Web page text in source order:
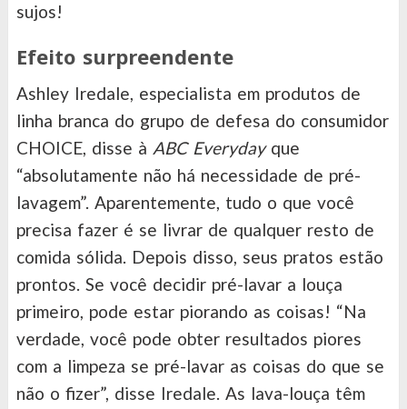
sujos!
Efeito surpreendente
Ashley Iredale, especialista em produtos de
linha branca do grupo de defesa do consumidor
CHOICE, disse à ABC Everydayque
“absolutamente não há necessidade de pré-
lavagem”. Aparentemente, tudo o que você
precisa fazer é se livrar de qualquer resto de
comida sólida. Depois disso, seus pratos estão
prontos. Se você decidir pré-lavar a louça
primeiro, pode estar piorando as coisas! “Na
verdade, você pode obter resultados piores
com a limpeza se pré-lavar as coisas do que se
não o fizer”, disse Iredale. As lava-louça têm